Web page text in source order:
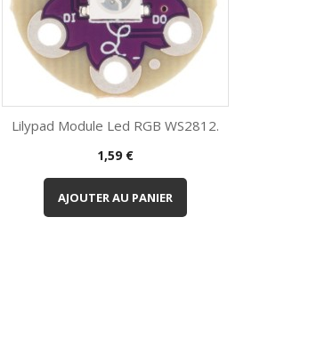
Aperçu rapide
Lilypad Module Led RGB WS2812.
Prix
1,59 €
AJOUTER AU PANIER